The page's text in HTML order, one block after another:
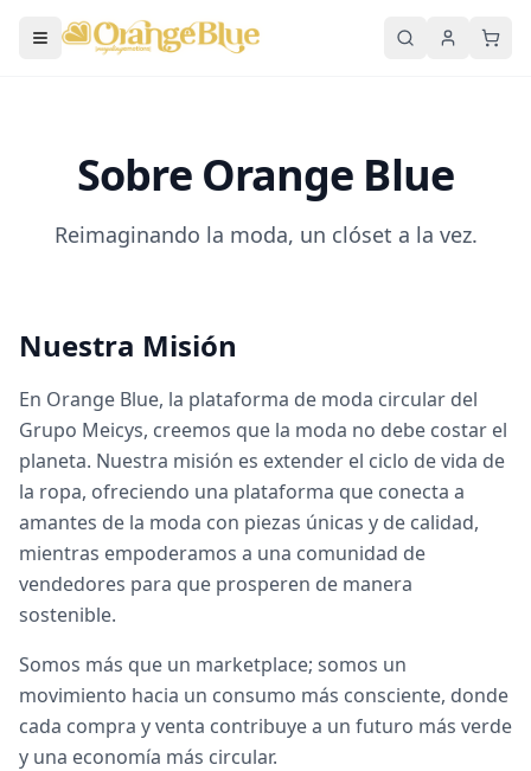
Sobre Orange Blue
Reimaginando la moda, un clóset a la vez.
Nuestra Misión
En Orange Blue, la plataforma de moda circular del
Grupo Meicys, creemos que la moda no debe costar el
planeta. Nuestra misión es extender el ciclo de vida de
la ropa, ofreciendo una plataforma que conecta a
amantes de la moda con piezas únicas y de calidad,
mientras empoderamos a una comunidad de
vendedores para que prosperen de manera
sostenible.
Somos más que un marketplace; somos un
movimiento hacia un consumo más consciente, donde
cada compra y venta contribuye a un futuro más verde
y una economía más circular.